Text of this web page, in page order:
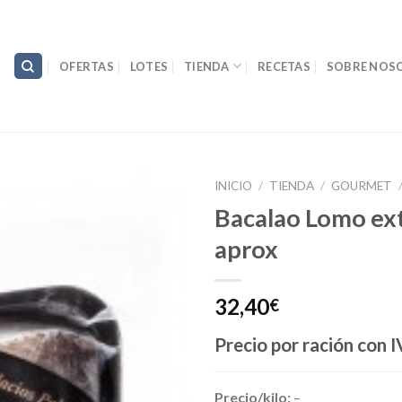
OFERTAS LOTES TIENDA RECETAS SOBRE
INICIO / TIENDA / GOURMET
Bacalao Lomo
aprox
32,40€
Precio por ración con
Precio/kilo: –